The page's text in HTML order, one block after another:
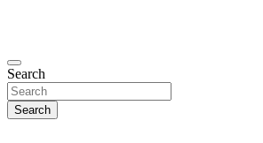
Search
Search